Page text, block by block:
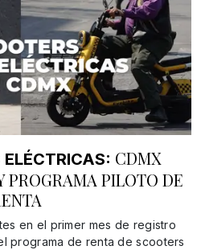
CDMX
PROGRAMA PILOTO DE
en el primer mes de registro
programa de renta de scooters